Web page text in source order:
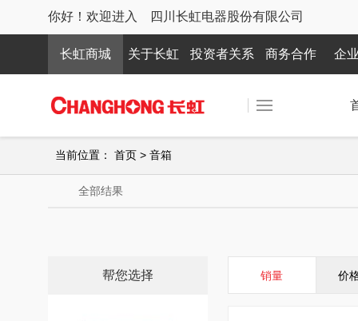
你好！欢迎进入 四川长虹电器股份有限公司
长虹商城 关于长虹 投资者关系 商务合作 企
当前位置： 首页> 音箱
全部结果
帮您选择 销量 价